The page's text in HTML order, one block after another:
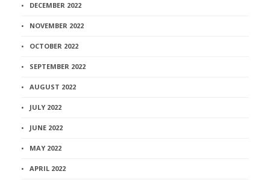
DECEMBER 2022
NOVEMBER 2022
OCTOBER 2022
SEPTEMBER 2022
AUGUST 2022
JULY 2022
JUNE 2022
MAY 2022
APRIL 2022